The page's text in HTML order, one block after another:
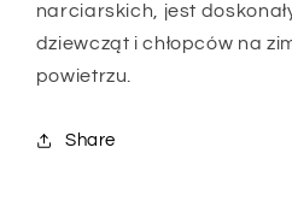
narciarskich, jest
dziewcząt i chłopców na
powietrzu.
Share